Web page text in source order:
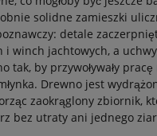
solidne zamieszki
detale
i winch jachtowych, a
tak, by przywoływały
Drewno jest
zaokrąglony zbiornik,
bez utraty ani jednego